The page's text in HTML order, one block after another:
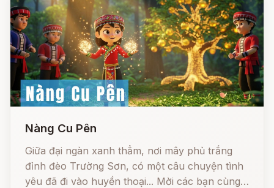
Nàng Cu Pên
Giữa đại ngàn xanh thẳm, nơi mây phủ trắng
đỉnh đèo Trường Sơn, có một câu chuyện tình
yêu đã đi vào huyền thoại... Mời các bạn cùng